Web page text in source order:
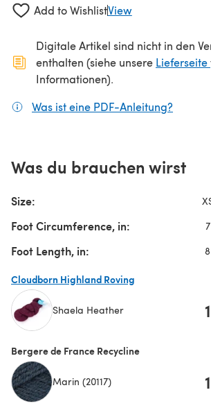
Add to WishlistView
Digitale Artikel sind nicht in den
enthalten (siehe unsere Lieferseite
Informationen).
Was ist eine PDF-Anleitung?
Was du brauchen wirst
Size:
Foot Circumference, in: 7
Foot Length, in: 8
Cloudborn Highland Roving
Shaela Heather 1
Bergere de France Recycline
Marin (20117) 1